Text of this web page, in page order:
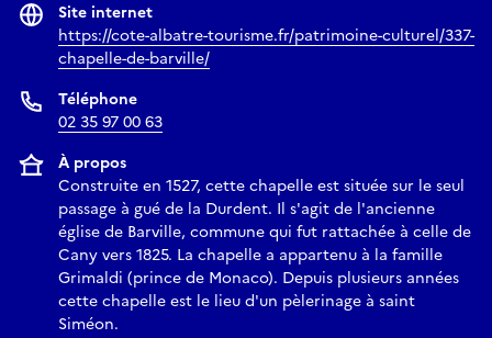
Site internet
https://cote-albatre-tourisme.fr/patrimoine-culturel/337-
chapelle-de-barville/
Téléphone
02 35 97 00 63
À propos
Construite en 1527, cette chapelle est située sur le seul
passage à gué de la Durdent. Il s'agit de l'ancienne
église de Barville, commune qui fut rattachée à celle de
Cany vers 1825. La chapelle a appartenu à la famille
Grimaldi (prince de Monaco). Depuis plusieurs années
cette chapelle est le lieu d'un pèlerinage à saint
Siméon.